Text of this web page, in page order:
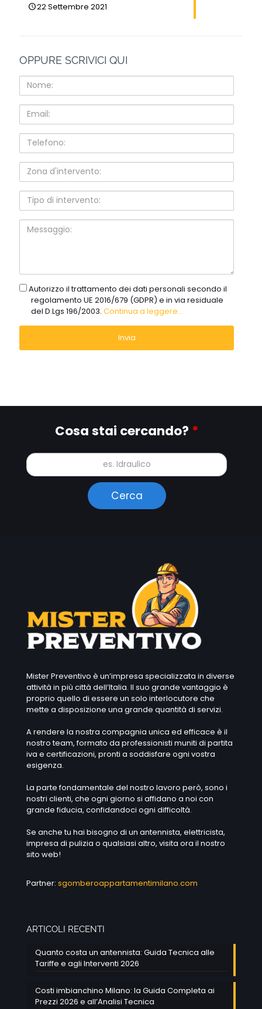
22 Settembre 2021
OPPURE SCRIVICI QUI
Nome:
Email:
Telefono:
Zona
d'intervento:
Tipo
intervento:
Messaggio:
gdprAutorizzo il trattamento dei dati personali secondo il
regolamento UE 2016/679 (GDPR) e in via residuale
del D.Lgs 196/2003. Continua a leggere...
Cosa stai cercando? *
Mister Preventivo è un’impresa specializzata in diverse
attività in più città dell’Italia. Il suo grande vantaggio è
proprio quello di essere un solo interlocutore che
mette a disposizione una grande quantità di servizi.
A rendere la nostra compagnia unica ed efficace è il
nostro team, formato da professionisti muniti di partita
iva e certificazioni, pronti a soddisfare ogni vostra
esigenza.
La parte fondamentale del nostro lavoro però, sono i
nostri clienti, che ogni giorno si affidano a noi con
grande fiducia, confidandoci ogni difficoltà.
Se anche tu hai bisogno di un antennista, elettricista,
impresa di pulizia o qualsiasi altro, visita ora il nostro
sito web!
Partner: sgomberoappartamentimilano.com
ARTICOLI RECENTI
Quanto costa un antennista: Guida Tecnica alle
Tariffe e agli Interventi 2026
Costi imbianchino Milano: la Guida Completa ai
Prezzi 2026 e all’Analisi Tecnica